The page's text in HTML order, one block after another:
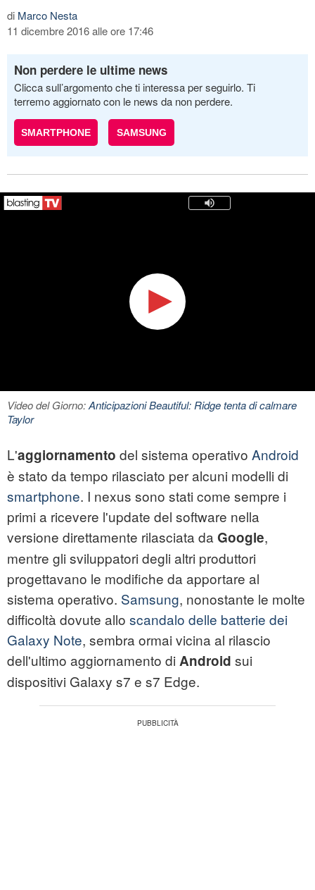
di Marco Nesta
11 dicembre 2016 alle ore 17:46
Non perdere le ultime news
Clicca sull’argomento che ti interessa per seguirlo. Ti
terremo aggiornato con le news da non perdere.
SMARTPHONE SAMSUNG
Video del Giorno:Anticipazioni Beautiful: Ridge tenta di calmare
Taylor
L'aggiornamento del sistema operativo Android
è stato da tempo rilasciato per alcuni modelli di
smartphone. I nexus sono stati come sempre i
primi a ricevere l'update del software nella
versione direttamente rilasciata da Google,
mentre gli sviluppatori degli altri produttori
progettavano le modifiche da apportare al
sistema operativo. Samsung, nonostante le molte
difficoltà dovute allo scandalo delle batterie dei
Galaxy Note, sembra ormai vicina al rilascio
dell'ultimo aggiornamento di Android sui
dispositivi Galaxy s7 e s7 Edge.